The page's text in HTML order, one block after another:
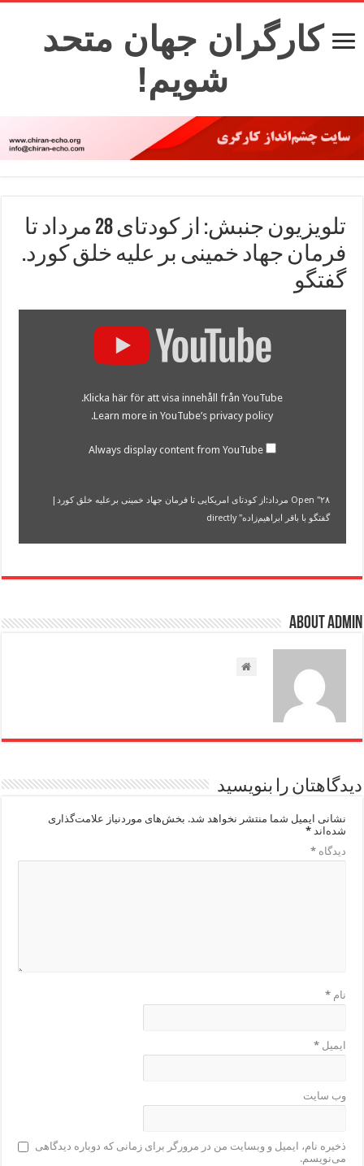
کارگران جهان متحد
شویم!
تلویزیون جنبش: از کودتای 28 مرداد تا
فرمان جهاد خمینی بر علیه خلق کورد.
گفتگو
ابراهیم‌زاده"
from
YouTube
Klicka här för att visa innehåll från YouTube.
Learn more inYouTube’s privacy policy
.
Always display content from YouTube
Open "۲۸ مرداد:از کودتای امریکایی‌ تا فرمان جهاد خمینی برعلیه خلق کورد|
گفتگو با باقر ابراهیم‌زاده" directly
About admin
دیدگاهتان را بنویسید
نشانی ایمیل شما منتشر نخواهد شد. بخش‌های موردنیاز علامت‌گذاری
شده‌اند*
دیدگاه*
نام*
ایمیل*
وب‌ سایت
ذخیره نام، ایمیل و وبسایت من در مرورگر برای زمانی که دوباره دیدگاهی
می‌نویسم.